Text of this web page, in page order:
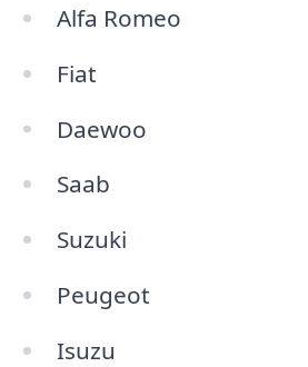
Alfa Romeo
Fiat
Daewoo
Saab
Suzuki
Peugeot
Isuzu